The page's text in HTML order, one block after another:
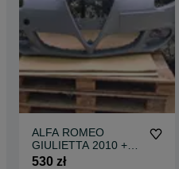
ALFA ROMEO
GIULIETTA 2010 +
zderzak przedni
530 zł